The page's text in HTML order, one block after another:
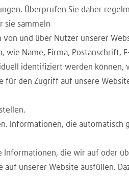
Überprüfen Sie daher
sie sammeln
und über Nutzer unserer
Name, Firma, Postanschrift,
identifiziert werden
für den Zugriff auf unsere
Informationen, die
Informationen, die wir auf oder
auf unserer Website ausfüllen.